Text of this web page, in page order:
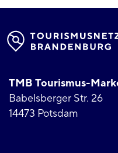
TMB Tourismus-
Babelsberger Str. 26
14473 Potsdam